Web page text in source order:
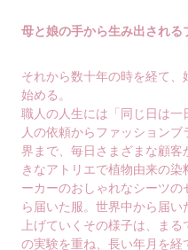
母と娘の手から生み出される
それから数十年の時を経て
始める。
職人の人生には「同じ日は
人の依頼からファッション
界まで、毎日さまざまな顧
きなアトリエで植物由来の
ーカーのおしゃれなシーツ
ら届いた服。世界中から届
上げていくその様子は、まる
の実験を重ね、長い年月を